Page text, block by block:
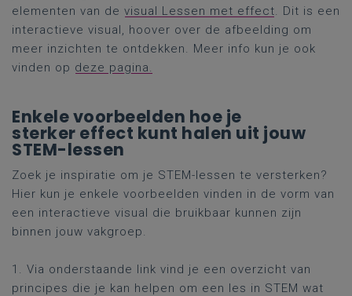
elementen van de visual Lessen met effect. Dit is een
interactieve visual, hoover over de afbeelding om
meer inzichten te ontdekken. Meer info kun je ook
vinden op deze pagina.
Enkele voorbeelden hoe je
sterker effect kunt halen uit jouw
STEM-lessen
Zoek je inspiratie om je STEM-lessen te versterken?
Hier kun je enkele voorbeelden vinden in de vorm van
een interactieve visual die bruikbaar kunnen zijn
binnen jouw vakgroep.
1. Via onderstaande link vind je een overzicht van
principes die je kan helpen om een les in STEM wat